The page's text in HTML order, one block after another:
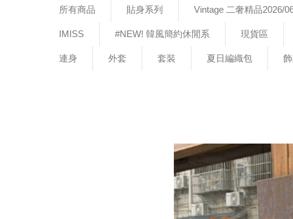
所有商品 貼身系列 Vintage 二奢精品2026/
IMISS #NEW! 韓風簡約休閒系 現貨區
連身 外套 套裝 夏日編織包